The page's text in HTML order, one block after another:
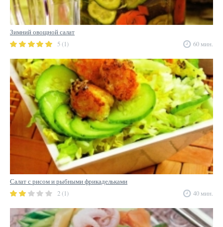
Зимний овощной салат
5 (1)
60 мин.
Салат с рисом и рыбными фрикадельками
2 (1)
40 мин.